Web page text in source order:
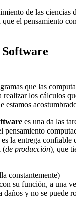
de las ciencias
el pensamiento
que las
realizar los cálculos
estamos
es una da las
pensamiento
la entrega confiable
(de producción), que
constantemente)
su función, a una
daños y no se puede